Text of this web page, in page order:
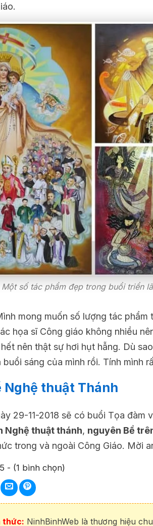
Một số tác phẩm đẹp trong buổi triển
mong muốn số lượng tác
họa sĩ Công giáo không nhiều
nên thật sự hơi hụt hẫng. Dù
sáng của mình rồi. Tính mình
Nghệ thuật Thánh
29-11-2018 sẽ có buổi Tọa đàm
Nghệ thuật thánh, nguyên Bề
trong và ngoài Công Giáo. Mời
- (1 bình chọn)
thức: NinhBinhWeb là thương hiệu